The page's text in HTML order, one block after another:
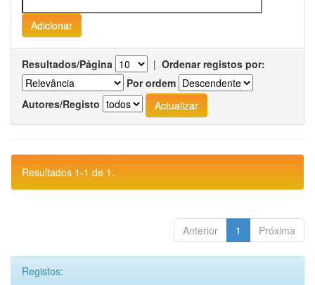
Resultados/Página | Ordenar registos por:
Por ordem
Autores/Registo
Resultados 1-1 de 1.
Anterior 1 Próxima
Registos: